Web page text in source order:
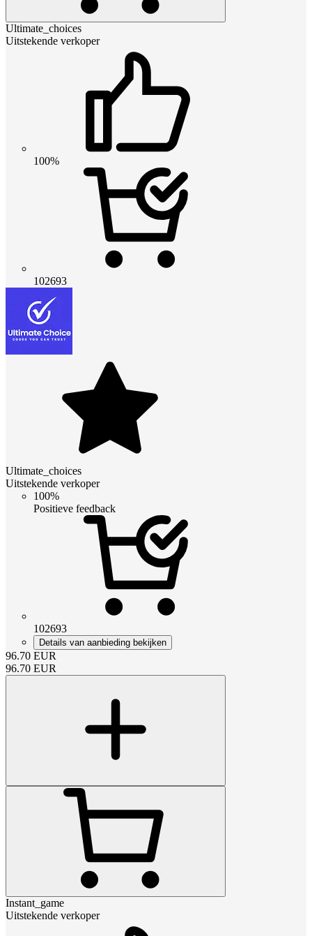
Ultimate_choices
Uitstekende verkoper
100%
102693
Ultimate_choices
Uitstekende verkoper
100%
Positieve feedback
102693
Details van aanbieding bekijken
96.70 EUR
96.70 EUR
Instant_game
Uitstekende verkoper